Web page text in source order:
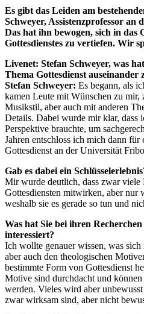
Es gibt das Leiden am
Schweyer, Assistenzprofessor an
Das hat ihn bewogen, sich in das
Gottesdienstes zu vertiefen. Wir
Livenet: Stefan Schweyer, was
Thema Gottesdienst auseinander
Stefan Schweyer: Es begann, als
kamen Leute mit Wünschen zu
Musikstil, aber auch mit anderen
Details. Dabei wurde mir klar, dass
Perspektive brauchte, um
Jahren entschloss ich mich dann
Gottesdienst an der Universität
Gab es dabei ein
Mir wurde deutlich, dass zwar
Gottesdiensten mitwirken, aber nur
weshalb sie es gerade so tun und
Was hat Sie bei ihren
interessiert?
Ich wollte genauer wissen, was
aber auch den theologischen
bestimmte Form von Gottesdienst
Motive sind durchdacht und
werden. Vieles wird aber
zwar wirksam sind, aber nicht